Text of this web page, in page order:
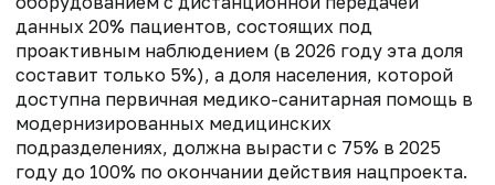
данных 20% пациентов, состоящих под
проактивным наблюдением (в 2026 году эта доля
составит только 5%), а доля населения, которой
доступна первичная медико-санитарная помощь в
модернизированных медицинских
подразделениях, должна вырасти с 75% в 2025
году до 100% по окончании действия нацпроекта.